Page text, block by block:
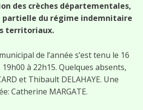
des crèches départementales,
du régime indemnitaire
territoriaux.
de l’année s’est tenu le 16
à 22h15. Quelques absents,
et Thibault DELAHAYE. Une
Catherine MARGATE.